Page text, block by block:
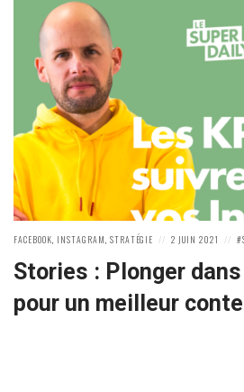
POSTED
FACEBOOK, INSTAGRAM, STRATÉGIE
POSTED
2 JUIN 2021
Stories : Plonger
pour un meilleur